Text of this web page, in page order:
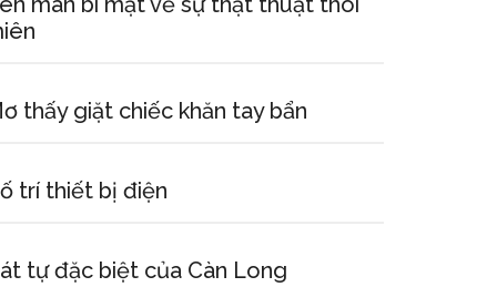
thấy giặt chiếc khăn tay bẩn
trí thiết bị điện
tự đặc biệt của Càn Long